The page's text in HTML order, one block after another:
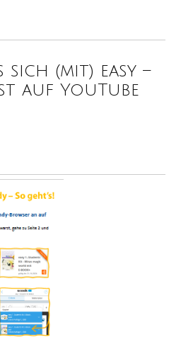
sich (mit) easy –
auf YouTube